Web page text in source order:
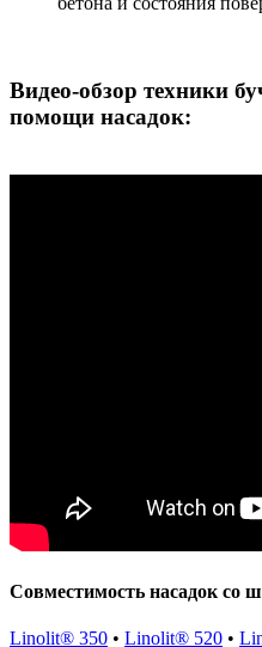
Видео-обзор техники
помощи насадок:
Совместимость насадок
Linolit® 350 • Linolit® 520 •